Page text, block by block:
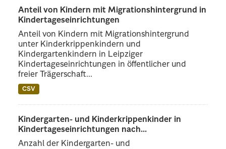
Anteil von Kindern mit Migrationshintergrund in
Kindertageseinrichtungen
Anteil von Kindern mit Migrationshintergrund
unter Kinderkrippenkindern und
Kindergartenkindern in Leipziger
Kindertageseinrichtungen in öffentlicher und
freier Trägerschaft...
CSV
Kindergarten- und Kinderkrippenkinder in
Kindertageseinrichtungen nach...
Anzahl der Kindergarten- und